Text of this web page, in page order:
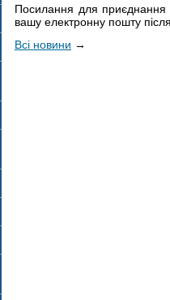
Посилання для приєднання
вашу електронну пошту
Всі новини →